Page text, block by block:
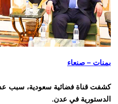
بمنات – صنعاء
كشفت قناة فضائية سعودية، سبب
الدستورية في عدن.